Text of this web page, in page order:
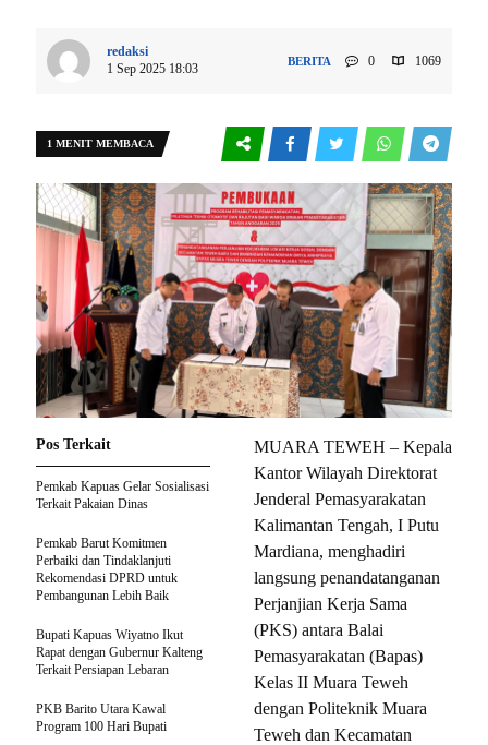
redaksi
1 Sep 2025 18:03
BERITA 0 1069
1 MENIT MEMBACA
MUARA TEWEH – Kepala
Kantor Wilayah Direktorat
Jenderal Pemasyarakatan
Kalimantan Tengah, I Putu
Mardiana, menghadiri
langsung penandatanganan
Perjanjian Kerja Sama
(PKS) antara Balai
Pemasyarakatan (Bapas)
Kelas II Muara Teweh
dengan Politeknik Muara
Teweh dan Kecamatan
Pos Terkait
Pemkab Kapuas Gelar Sosialisasi
Terkait Pakaian Dinas
Pemkab Barut Komitmen
Perbaiki dan Tindaklanjuti
Rekomendasi DPRD untuk
Pembangunan Lebih Baik
Bupati Kapuas Wiyatno Ikut
Rapat dengan Gubernur Kalteng
Terkait Persiapan Lebaran
PKB Barito Utara Kawal
Program 100 Hari Bupati